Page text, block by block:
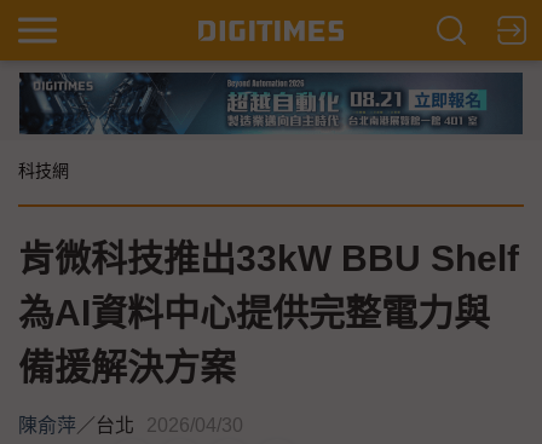
科技網
肯微科技推出33kW BBU Shelf
為AI資料中心提供完整電力與
備援解決方案
陳俞萍／台北 2026/04/30